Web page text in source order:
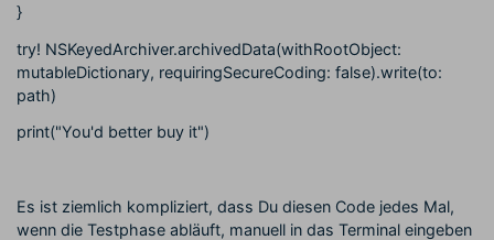
}
try! NSKeyedArchiver.archivedData(withRootObject:
mutableDictionary, requiringSecureCoding: false).write(to:
path)
print("You'd better buy it")
Es ist ziemlich kompliziert, dass Du diesen Code jedes Mal,
wenn die Testphase abläuft, manuell in das Terminal eingeben